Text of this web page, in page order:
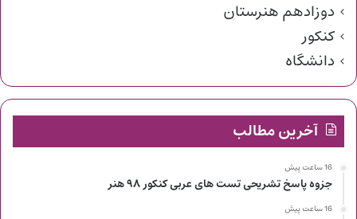
دوزادهم هنرستان
کنکور
دانشگاه
آخرین مطالب
16 ساعت پیش
جزوه پاسخ تشریحی تست های عربی کنکور ۹۸ هنر
16 ساعت پیش